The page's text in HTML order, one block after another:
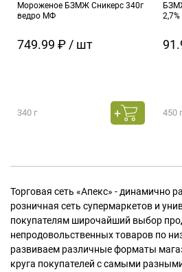
Мороженое БЗМЖ Сникерс 340г
ведро МФ
749.99 ₽ / шт
340 г 450 г
Торговая сеть «Апекс» - динамично
розничная сеть супермаркетов и
покупателям широчайший выбор
непродовольственных товаров по
развиваем различные форматы
круга покупателей с самыми